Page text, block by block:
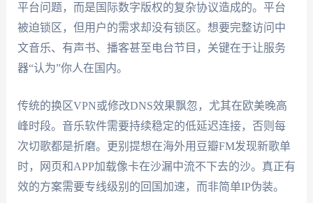
平台问题，而是国际数字版权的复杂协议造成的。平台
被迫锁区，但用户的需求却没有锁区。想要完整访问中
文音乐、有声书、播客甚至电台节目，关键在于让服务
器“认为”你人在国内。
传统的换区VPN或修改DNS效果飘忽，尤其在欧美晚高
峰时段。音乐软件需要持续稳定的低延迟连接，否则每
次切歌都是折磨。更别提想在海外用豆瓣FM发现新歌单
时，网页和APP加载像卡在沙漏中流不下去的沙。真正有
效的方案需要专线级别的回国加速，而非简单IP伪装。